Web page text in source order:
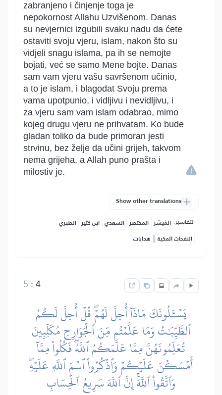
zabranjeno i činjenje toga je
nepokornost Allahu Uzvišenom. Danas
su nevjernici izgubili svaku nadu da ćete
ostaviti svoju vjeru, islam, nakon što su
vidjeli snagu islama, pa ih se nemojte
bojati, već se samo Mene bojte. Danas
sam vam vjeru vašu savršenom učinio,
a to je islam, i blagodat Svoju prema
vama upotpunio, i vidljivu i nevidljivu, i
za vjeru sam vam islam odabrao, mimo
kojeg drugu vjeru ne prihvatam. Ko bude
gladan toliko da bude primoran jesti
strvinu, bez želje da učini grijeh, takvom
nema grijeha, a Allah puno prašta i
milostiv je.
Show other translations
التفاسير: المُيسَّر المختصر السعدي ابن كثير الطبري
النفحات المكية | هدايات
4
:
5
يَسۡـَٔلُونَكَ مَاذَآ أُحِلَّ لَهُمۡۖ قُلۡ أُحِلَّ لَكُمُ
ٱلطَّيِّبَٰتُ وَمَا عَلَّمۡتُم مِّنَ ٱلۡجَوَارِحِ مُكَلِّبِينَ
تُعَلِّمُونَهُنَّ مِمَّا عَلَّمَكُمُ ٱللَّهُۖ فَكُلُواْ مِمَّآ
أَمۡسَكۡنَ عَلَيۡكُمۡ وَٱذۡكُرُواْ ٱسۡمَ ٱللَّهِ عَلَيۡهِۖ
وَٱتَّقُواْ ٱللَّهَۚ إِنَّ ٱللَّهَ سَرِيعُ ٱلۡحِسَابِ